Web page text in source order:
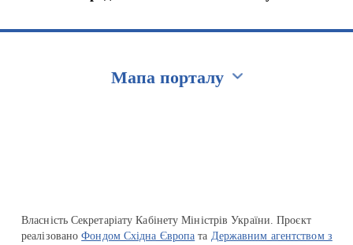
Мапа порталу
Власність Секретаріату Кабінету Міністрів України. Проєкт
реалізованоФондом Східна Європа та Державним агентством з